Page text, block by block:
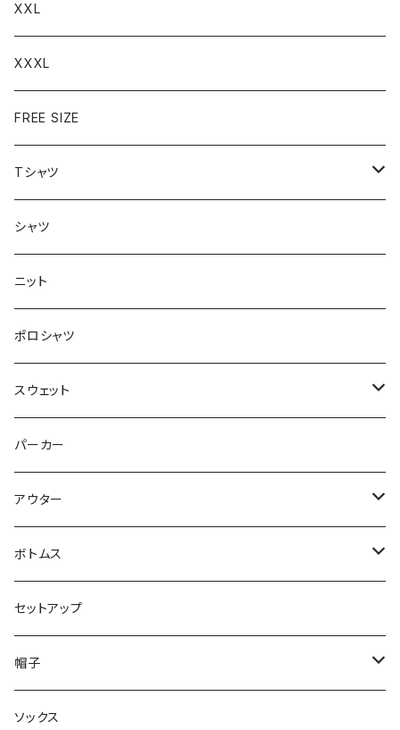
XXL
XXXL
FREE SIZE
Tシャツ
半袖
ロングTシャツ
タンクトップ
シャツ
ニット
ポロシャツ
スウェット
トップス
パンツ
パーカー
アウター
ジャケット
コート
ダウン
ベスト
ボトムス
ロングパンツ
ハーフパンツ
デニムパンツ
セットアップ
帽子
ニット帽 / ビーニー
ソックス